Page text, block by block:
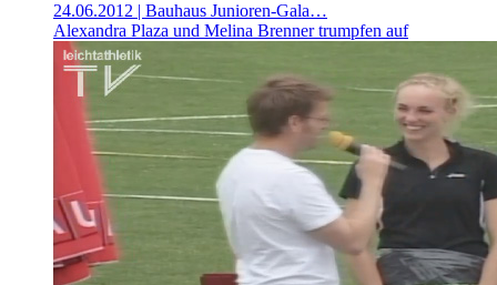
24.06.2012 | Bauhaus Junioren-Gala…
Alexandra Plaza und Melina Brenner trumpfen auf